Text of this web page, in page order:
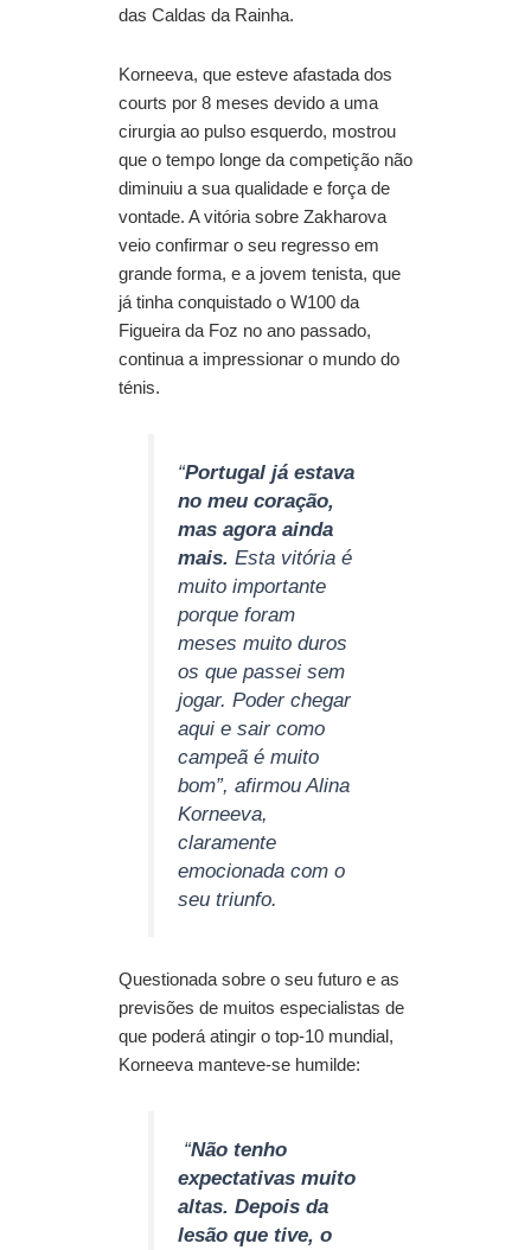
das Caldas da Rainha.
Korneeva, que esteve afastada dos
courts por 8 meses devido a uma
cirurgia ao pulso esquerdo, mostrou
que o tempo longe da competição não
diminuiu a sua qualidade e força de
vontade. A vitória sobre Zakharova
veio confirmar o seu regresso em
grande forma, e a jovem tenista, que
já tinha conquistado o W100 da
Figueira da Foz no ano passado,
continua a impressionar o mundo do
ténis.
“Portugal já estava
no meu coração,
mas agora ainda
mais.
Esta vitória é
muito importante
porque foram
meses muito duros
os que passei sem
jogar. Poder chegar
aqui e sair como
campeã é muito
bom”, afirmou Alina
Korneeva,
claramente
emocionada com o
seu triunfo.
Questionada sobre o seu futuro e as
previsões de muitos especialistas de
que poderá atingir o top-10 mundial,
Korneeva manteve-se humilde:
“Não tenho
expectativas muito
altas. Depois da
lesão que tive, o